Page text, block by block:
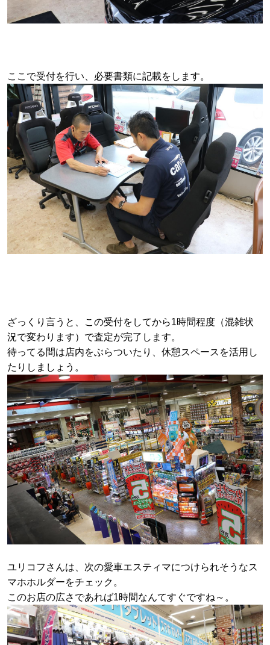
ここで受付を行い、必要書類に記載をします。
ざっくり言うと、この受付をしてから1時間程度（混雑状
況で変わります）で査定が完了します。
待ってる間は店内をぶらついたり、休憩スペースを活用し
たりしましょう。
ユリコフさんは、次の愛車エスティマにつけられそうなス
マホホルダーをチェック。
このお店の広さであれば1時間なんてすぐですね～。